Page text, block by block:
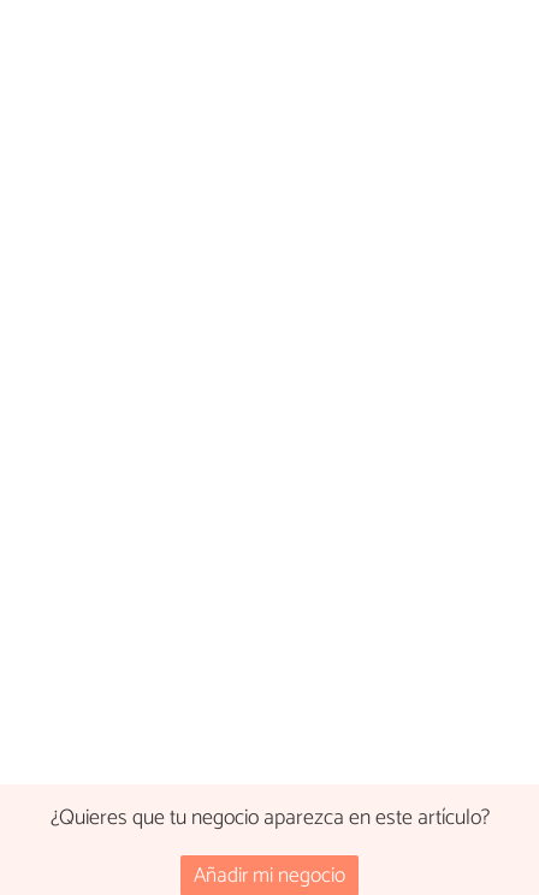
¿Quieres que tu negocio aparezca en este artículo?
Añadir mi negocio